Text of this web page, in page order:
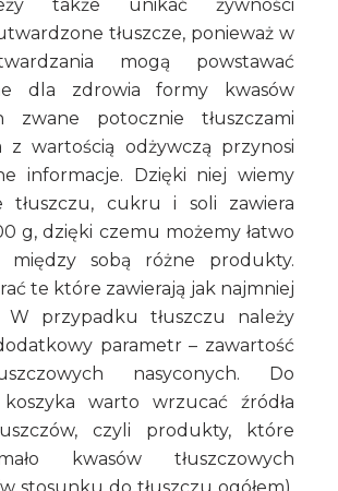
także unikać żywności
tłuszcze, ponieważ w
mogą powstawać
dla zdrowia formy kwasów
zwane potocznie tłuszczami
z wartością odżywczą przynosi
informacje. Dzięki niej wiemy
tłuszczu, cukru i soli zawiera
g, dzięki czemu możemy łatwo
między sobą różne produkty.
te które zawierają jak najmniej
przypadku tłuszczu należy
parametr – zawartość
nasyconych. Do
warto wrzucać źródła
czyli produkty, które
kwasów tłuszczowych